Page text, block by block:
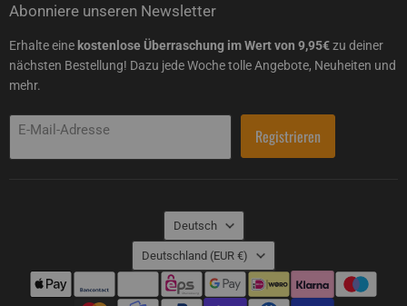
Abonniere unseren Newsletter
Erhalte eine kostenlose Überraschung im Wert von 9,95€zu deiner
nächsten Bestellung! Dazu jede Woche tolle Angebote, Neuheiten und
mehr.
E-Mail-Adresse Registrieren
Sprache
Deutsch
Land
Deutschland (EUR €)